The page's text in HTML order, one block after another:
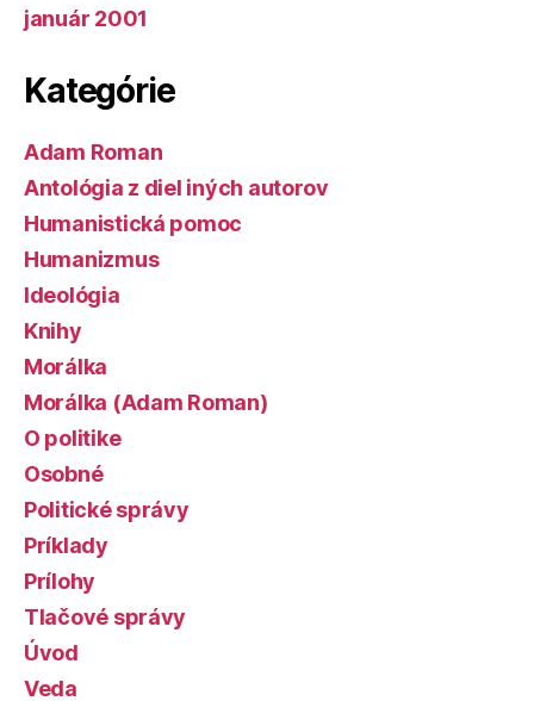
január 2001
Kategórie
Adam Roman
Antológia z diel iných autorov
Humanistická pomoc
Humanizmus
Ideológia
Knihy
Morálka
Morálka (Adam Roman)
O politike
Osobné
Politické správy
Príklady
Prílohy
Tlačové správy
Úvod
Veda